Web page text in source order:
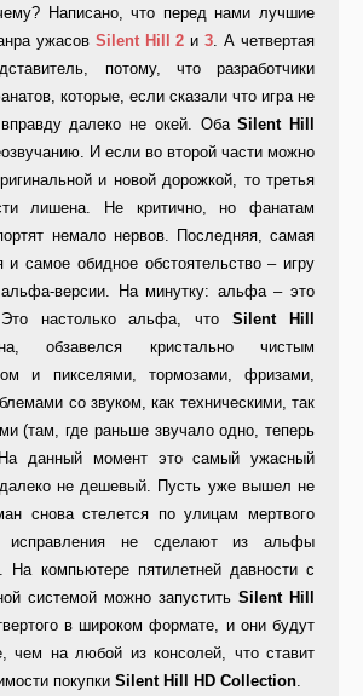
Написано, что перед нами лучшие
ужасов Silent Hill 2 и3. А четвертая
потому, что разработчики
которые, если сказали что игра не
далеко не окей. ОбаSilent Hill
И если во второй части можно
и новой дорожкой, то третья
лишена. Не критично, но фанатам
немало нервов. Последняя, самая
и самое обидное обстоятельство – игру
версии. На минутку: альфа – это
настолько альфа, чтоSilent Hill
обзавелся кристально чистым
и пикселями, тормозами, фризами,
со звуком, как техническими, так
(там, где раньше звучало одно, теперь
На данный момент это самый ужасный
не дешевый. Пусть уже вышел не
снова стелется по улицам мертвого
исправления не сделают из альфы
компьютере пятилетней давности с
системой можно запустить Silent Hill
в широком формате, и они будут
чем на любой из консолей, что ставит
покупки Silent Hill HD Collection.